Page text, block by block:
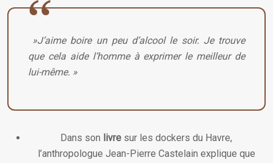
»J’aime boire un peu d’alcool le soir. Je trouve
que cela aide l’homme à exprimer le meilleur de
lui-même. »
Dans son livre sur les dockers du Havre,
l’anthropologue Jean-Pierre Castelain explique que